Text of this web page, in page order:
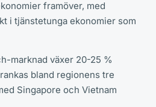
framöver, med
i tjänstetunga ekonomier som
marknad växer 20-25 %
bland regionens tre
Singapore och Vietnam